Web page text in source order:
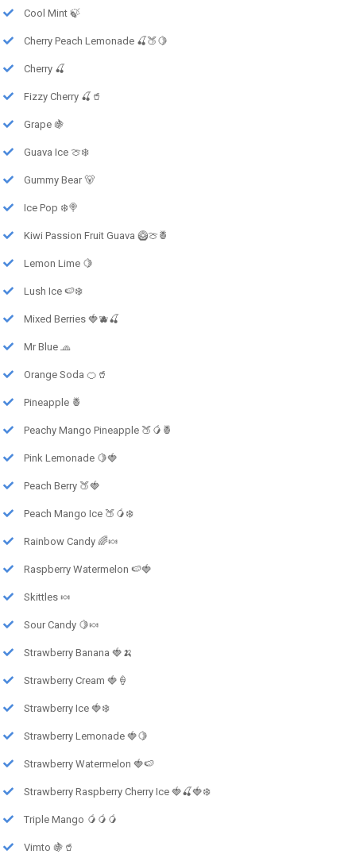
Cool Mint 🍃
Cherry Peach Lemonade 🍒🍑🍋
Cherry 🍒
Fizzy Cherry 🍒🥤
Grape 🍇
Guava Ice 🍈❄️
Gummy Bear 🐻
Ice Pop ❄️🍭
Kiwi Passion Fruit Guava 🥝🍈🍍
Lemon Lime 🍋
Lush Ice 🍉❄️
Mixed Berries 🍓🫐🍒
Mr Blue 🧢
Orange Soda 🍊🥤
Pineapple 🍍
Peachy Mango Pineapple 🍑🥭🍍
Pink Lemonade 🍋🍓
Peach Berry 🍑🍓
Peach Mango Ice 🍑🥭❄️
Rainbow Candy 🌈🍬
Raspberry Watermelon 🍉🍓
Skittles 🍬
Sour Candy 🍋🍬
Strawberry Banana 🍓🍌
Strawberry Cream 🍓🍦
Strawberry Ice 🍓❄️
Strawberry Lemonade 🍓🍋
Strawberry Watermelon 🍓🍉
Strawberry Raspberry Cherry Ice 🍓🍒🍓❄️
Triple Mango 🥭🥭🥭
Vimto 🍇🥤